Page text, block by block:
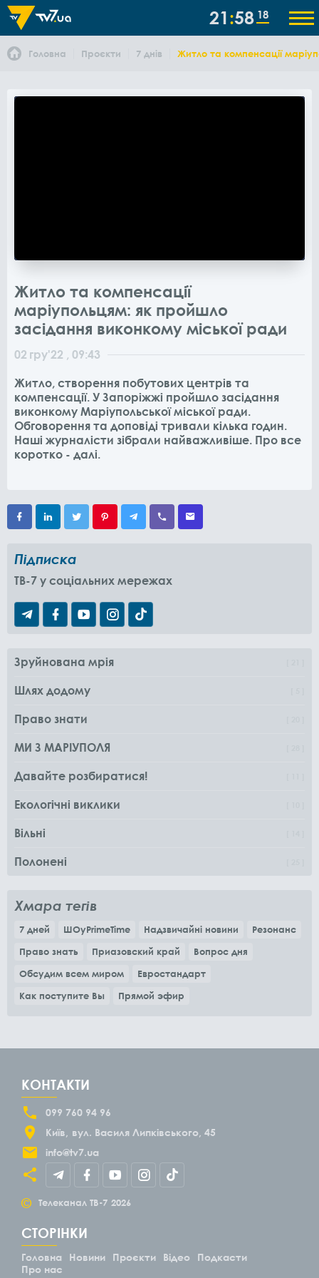
21 58 18
Головна Проєкти 7 днів Житло та компенсації
Житло та компенсації
маріупольцям: як пройшло
засідання виконкому міської ради
02 гру'22 , 09:43
Житло, створення побутових центрів та
компенсації. У Запоріжжі пройшло засідання
виконкому Маріупольської міської ради.
Обговорення та доповіді тривали кілька годин.
Наші журналісти зібрали найважливіше. Про все
коротко - далі.
Підписка
TB-7 у соціальних мережах
Зруйнована мрія
Шлях додому
Право знати
МИ З МАРІУПОЛЯ
Давайте розбиратися!
Екологічні виклики
Вільні
Полонені
Хмара тегів
7 дней ШОуPrimeTime Надзвичайні новини
Резонанс
Право знать
Приазовский край
Вопрос дня
Обсудим всем миром
Евростандарт
Как поступите Вы
Прямой эфир
КОНТАКТИ
099 760 94 96
Київ
вул. Василя Липківського, 45
info@tv7.ua
© Телеканал ТВ-7 2026
СТОРІНКИ
Головна Новини Проєкти Відео
Подкасти
Про нас